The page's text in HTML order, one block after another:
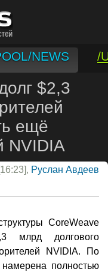
NEWS
/
$2,3
ещё
NVIDIA
Руслан Авдеев
CoreWeave
млрд долгового
NVIDIA. По
полностью